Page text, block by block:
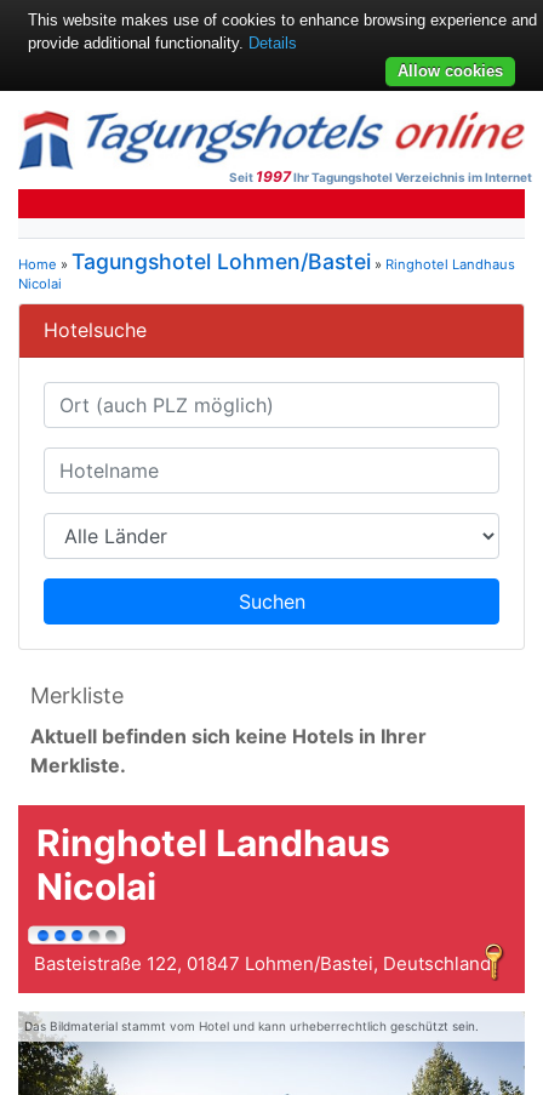
Seit 1997Ihr Tagungshotel Verzeichnis im Internet
Home » Tagungshotel Lohmen/Bastei » Ringhotel Landhaus
Nicolai
Hotelsuche
Suchen
Merkliste
Aktuell befinden sich keine Hotels in Ihrer
Merkliste.
Ringhotel Landhaus
Nicolai
Basteistraße 122, 01847 Lohmen/Bastei, Deutschland
Das Bildmaterial stammt vom Hotel und kann urheberrechtlich geschützt sein.
This website makes use of cookies to enhance browsing experience and
provide additional functionality. Details
Allow cookies